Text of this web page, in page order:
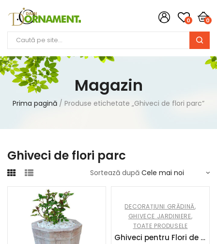
0 0
Magazin
Prima pagină Produse etichetate „Ghiveci de flori parc”
Ghiveci de flori parc
Sortează după
DECORAȚIUNI GRĂDINĂ,
GHIVECE JARDINIERE,
TOATE PRODUSELE
Ghiveci pentru Flori de Gradina Gri Cufar motive Romane din ciment COD52